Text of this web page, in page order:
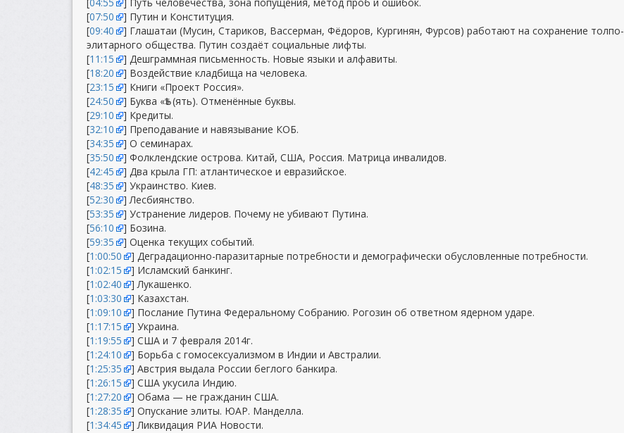
[07:50
] Путин и Конституция.
[09:40
] Глашатаи (Мусин, Стариков, Вассерман, Фёдоров, Кургинян, Фурсов) работают на сохранение толпо-
элитарного общества. Путин создаёт социальные лифты.
[11:15
] Дешграммная письменность. Новые языки и алфавиты.
[18:20
] Воздействие кладбища на человека.
[23:15
] Книги «Проект Россия».
[24:50
] Буква «Ѣ» (ять). Отменённые буквы.
[29:10
] Кредиты.
[32:10
] Преподавание и навязывание КОБ.
[34:35
] О семинарах.
[35:50
] Фолклендские острова. Китай, США, Россия. Матрица инвалидов.
[42:45
] Два крыла ГП: атлантическое и евразийское.
[48:35
] Украинство. Киев.
[52:30
] Лесбиянство.
[53:35
] Устранение лидеров. Почему не убивают Путина.
[56:10
] Бозина.
[59:35
] Оценка текущих событий.
[1:00:50
] Деградационно-паразитарные потребности и демографически обусловленные потребности.
[1:02:15
] Исламский банкинг.
[1:02:40
] Лукашенко.
[1:03:30
] Казахстан.
[1:09:10
] Послание Путина Федеральному Собранию. Рогозин об ответном ядерном ударе.
[1:17:15
] Украина.
[1:19:55
] США и 7 февраля 2014г.
[1:24:10
] Борьба с гомосексуализмом в Индии и Австралии.
[1:25:35
] Австрия выдала России беглого банкира.
[1:26:15
] США укусила Индию.
[1:27:20
] Обама — не гражданин США.
[1:28:35
] Опускание элиты. ЮАР. Манделла.
[1:34:45 ] Ликвидация РИА Новости.